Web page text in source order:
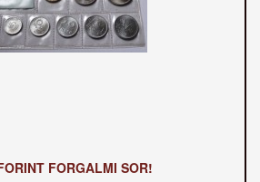
FORGALMI SOR!